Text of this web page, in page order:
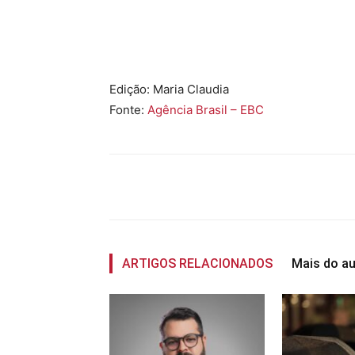
Edição: Maria Claudia
Fonte: Agência Brasil – EBC
ARTIGOS RELACIONADOS Mais do